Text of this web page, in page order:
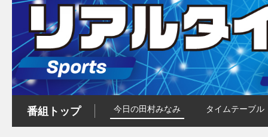
番組トップ 今日の田村みなみ タイムテーブル